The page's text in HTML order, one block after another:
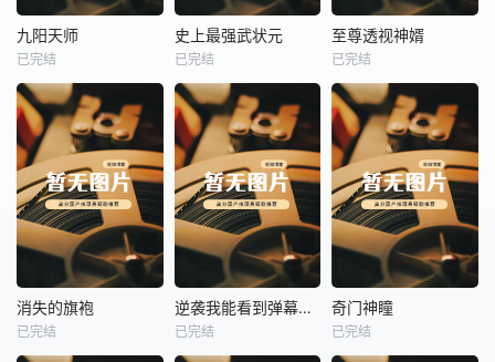
热播
九阳天师
未知
九阳天师
已完结
热播
未知
史上最强武状元
已完结
热播
至尊透视神婿
未知
至尊透视神婿
已完结
热播
消失的旗袍
消失的旗袍
已完结
热播 逆袭我能看到弹幕提示
已完结
热播
奇门神瞳
奇门神瞳
已完结